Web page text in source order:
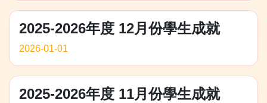
2025-2026年度 12月份學生成就
2026-01-01
2025-2026年度 11月份學生成就